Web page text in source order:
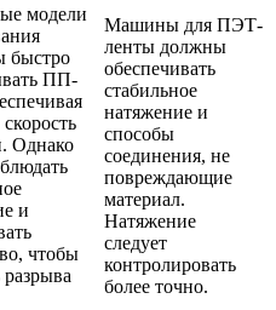
модели
быстро
ПП-
Однако
и
чтобы
разрыва
Машины для ПЭТ-
ленты должны
обеспечивать
стабильное
натяжение и
способы
соединения, не
повреждающие
материал.
Натяжение
следует
контролировать
более точно.